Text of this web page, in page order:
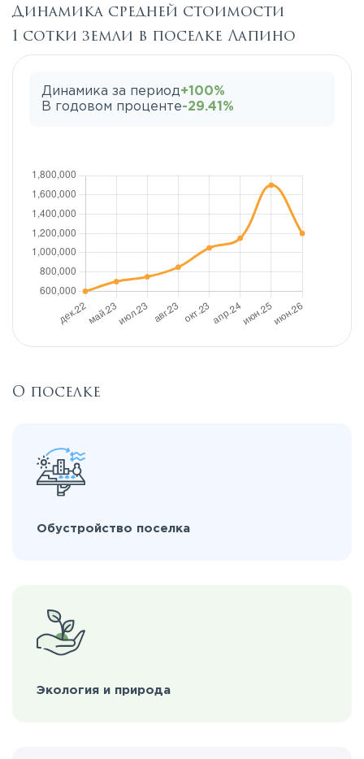
Динамика средней стоимости
1 сотки земли в поселке Лапино
Динамика за период+100%
В годовом проценте-29.41%
О поселке
Обустройство поселка
Экология и природа